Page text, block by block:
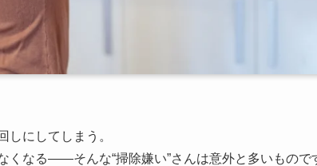
しにしてしまう。
くなる――そんな“掃除嫌い”さんは意外と多いもので